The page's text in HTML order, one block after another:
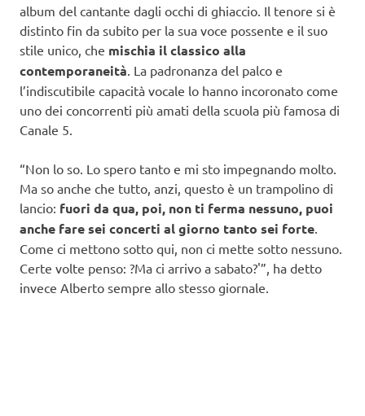
album del cantante dagli occhi di ghiaccio. Il tenore si è
distinto fin da subito per la sua voce possente e il suo
stile unico, che mischia il classico alla
contemporaneità . La padronanza del palco e
l’indiscutibile capacità vocale lo hanno incoronato come
uno dei concorrenti più amati della scuola più famosa di
Canale 5.
“Non lo so. Lo spero tanto e mi sto impegnando molto.
Ma so anche che tutto, anzi, questo è un trampolino di
lancio: fuori da qua, poi, non ti ferma nessuno, puoi
anche fare sei concerti al giorno tanto sei forte
Come ci mettono sotto qui, non ci mette sotto nessuno.
Certe volte penso: ?Ma ci arrivo a sabato?'”, ha detto
invece Alberto sempre allo stesso giornale.